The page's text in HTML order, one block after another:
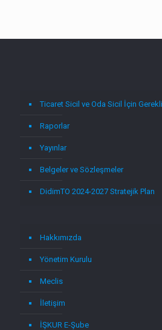
Ticaret Sicil ve Oda Sicil İçin
Raporlar
Yayınlar
Belgeler ve Sözleşmeler
DidimTO 2024-2027 Stratejik Plan
Hakkımızda
Yönetim Kurulu
Meclis
İletişim
İŞKUR E-Şube